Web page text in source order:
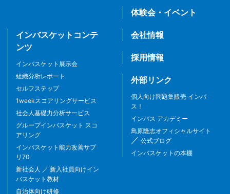
体験会・イベント
インバスケットコンテ
ンツ
インバスケット展示会
組織分析レポート
セルフステップ
1weekスコアリングサービス
社会人基礎力分析サービス
グループインバスケット スコ
アリング
インバスケット能力改善サプ
リ70
新社会人 ／ 新入社員向けイン
バスケット教材
自治体向け研修
会社情報
採用情報
外部リンク
個人向け問題集販売 インバ
ス！
インバス アカデミー
鳥原隆志オフィシャルサイト
／ 公式ブログ
インバスケットの本棚